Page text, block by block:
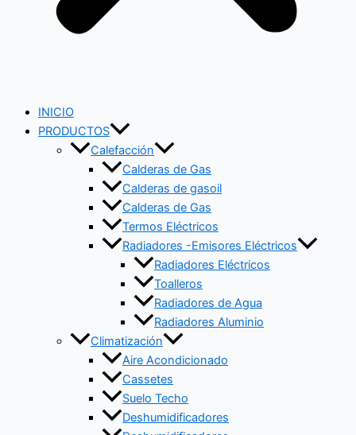
INICIO
PRODUCTOS
Calefacción
Calderas de Gas
Calderas de gasoil
Calderas de Gas
Termos Eléctricos
Radiadores -Emisores Eléctricos
Radiadores Eléctricos
Toalleros
Radiadores de Agua
Radiadores Aluminio
Climatización
Aire Acondicionado
Cassetes
Suelo Techo
Deshumidificadores